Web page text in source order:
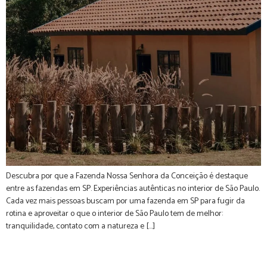
Descubra por que a Fazenda Nossa Senhora da Conceição é destaque
entre as fazendas em SP. Experiências autênticas no interior de São Paulo.
Cada vez mais pessoas buscam por uma fazenda em SP para fugir da
rotina e aproveitar o que o interior de São Paulo tem de melhor:
tranquilidade, contato com a natureza e […]